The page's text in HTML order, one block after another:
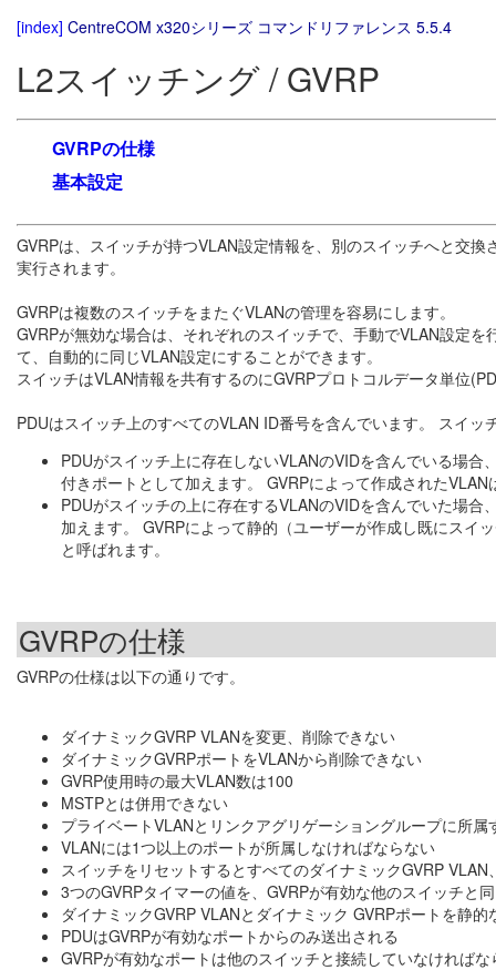
[index] CentreCOM x320シリーズ コマンドリファレンス 5.5.4
L2スイッチング / GVRP
GVRPの仕様
基本設定
GVRPは、スイッチが持つVLAN設定情報を、別のスイッチへと交
実行されます。
GVRPは複数のスイッチをまたぐVLANの管理を容易にします。
GVRPが無効な場合は、それぞれのスイッチで、手動でVLAN設定
て、自動的に同じVLAN設定にすることができます。
スイッチはVLAN情報を共有するのにGVRPプロトコルデータ単位
PDUはスイッチ上のすべてのVLAN ID番号を含んでいます。 スイ
PDUがスイッチ上に存在しないVLANのVIDを含んでいる場
付きポートとして加えます。 GVRPによって作成された
PDUがスイッチの上に存在するVLANのVIDを含んでいた場
加えます。 GVRPによって静的（ユーザーが作成し既にスイ
と呼ばれます。
GVRPの仕様
GVRPの仕様は以下の通りです。
ダイナミックGVRP VLANを変更、削除できない
ダイナミックGVRPポートをVLANから削除できない
GVRP使用時の最大VLAN数は100
MSTPとは併用できない
プライベートVLANとリンクアグリゲーショングループに所
VLANには1つ以上のポートが所属しなければならない
スイッチをリセットするとすべてのダイナミックGVRP
3つのGVRPタイマーの値を、GVRPが有効な他のスイッチと
ダイナミックGVRP VLANとダイナミック GVRPポートを静
PDUはGVRPが有効なポートからのみ送出される
GVRPが有効なポートは他のスイッチと接続していなければな